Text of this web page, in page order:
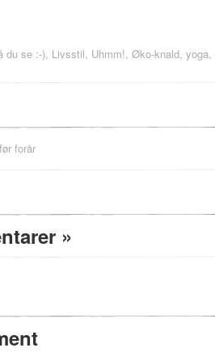
du se :-), Livsstil, Uhmm!, Øko-knald, yoga,
forår
»